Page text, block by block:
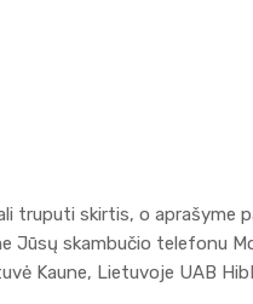
truputi skirtis, o
Jūsų skambučio telefonu
Kaune, Lietuvoje UAB